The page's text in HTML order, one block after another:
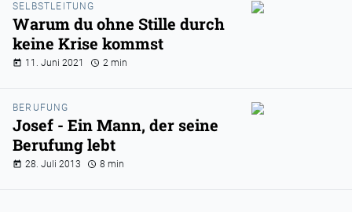
SELBSTLEITUNG
Warum du ohne Stille durch
keine Krise kommst
11. Juni 2021 2 min
BERUFUNG
Josef - Ein Mann, der seine
Berufung lebt
28. Juli 2013 8 min